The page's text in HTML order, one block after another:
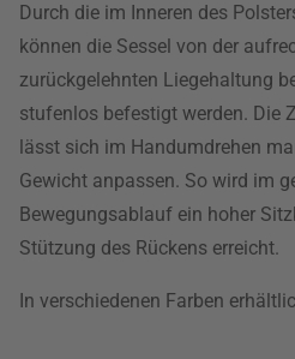
Durch die im Inneren des
können die Sessel von der
zurückgelehnten Liegehaltung
stufenlos befestigt werden. Die
lässt sich im Handumdrehen
Gewicht anpassen. So wird im
Bewegungsablauf ein hoher
Stützung des Rückens erreicht.
In verschiedenen Farben